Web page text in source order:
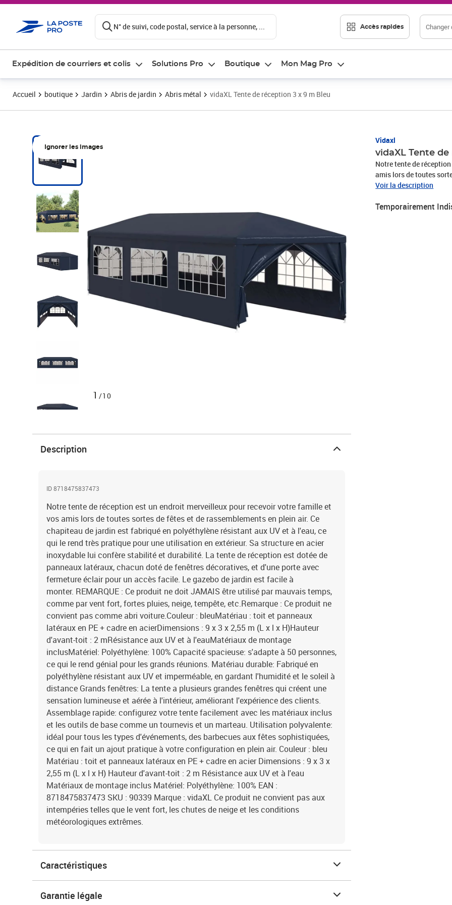
N° de suivi, code postal, service à la personne, ... Accès rapides Changer
Expédition de courriers et colis Solutions Pro Boutique Mon Mag Pro
Accueil boutique Jardin Abris de jardin Abris métal vidaXL Tente de réception 3 x 9 m Bleu
Ignorer les images
1 /10
Vidaxl
vidaXL Tente
Notre tente de
amis lors de toutes
jardin est fabriqué en
stabilité et durabilité. La
utilisé par mauvais
Voir la description
Temporairement
Description
ID 8718475837473
Notre tente de réception est un endroit merveilleux pour recevoir votre famille et
vos amis lors de toutes sortes de fêtes et de rassemblements en plein air. Ce
chapiteau de jardin est fabriqué en polyéthylène résistant aux UV et à l'eau, ce
qui le rend très pratique pour une utilisation en extérieur. Sa structure en acier
inoxydable lui confère stabilité et durabilité. La tente de réception est dotée de
panneaux latéraux, chacun doté de fenêtres décoratives, et d'une porte avec
fermeture éclair pour un accès facile. Le gazebo de jardin est facile à
monter. REMARQUE : Ce produit ne doit JAMAIS être utilisé par mauvais temps,
comme par vent fort, fortes pluies, neige, tempête, etc.Remarque : Ce produit ne
convient pas comme abri voiture.Couleur : bleuMatériau : toit et panneaux
latéraux en PE + cadre en acierDimensions : 9 x 3 x 2,55 m (L x l x H)Hauteur
d'avant-toit : 2 mRésistance aux UV et à l'eauMatériaux de montage
inclusMatériel: Polyéthylène: 100% Capacité spacieuse: s'adapte à 50 personnes,
ce qui le rend génial pour les grands réunions. Matériau durable: Fabriqué en
polyéthylène résistant aux UV et imperméable, en gardant l'humidité et le soleil à
distance Grands fenêtres: La tente a plusieurs grandes fenêtres qui créent une
sensation lumineuse et aérée à l'intérieur, améliorant l'expérience des clients.
Assemblage rapide: configurez votre tente facilement avec les matériaux inclus
et les outils de base comme un tournevis et un marteau. Utilisation polyvalente:
idéal pour tous les types d'événements, des barbecues aux fêtes sophistiquées,
ce qui en fait un ajout pratique à votre configuration en plein air. Couleur : bleu
Matériau : toit et panneaux latéraux en PE + cadre en acier Dimensions : 9 x 3 x
2,55 m (L x l x H) Hauteur d'avant-toit : 2 m Résistance aux UV et à l'eau
Matériaux de montage inclus Matériel: Polyéthylène: 100% EAN :
8718475837473 SKU : 90339 Marque : vidaXL Ce produit ne convient pas aux
intempéries telles que le vent fort, les chutes de neige et les conditions
météorologiques extrêmes.
Caractéristiques
Garantie légale